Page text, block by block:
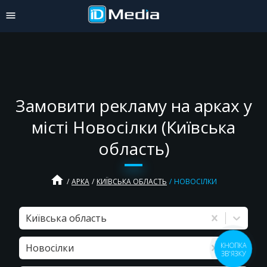
Замовити рекламу на арках у
місті Новосілки (Київська
область)
home АРКА КИЇВСЬКА ОБЛАСТЬ НОВОСІЛКИ
Київська область
Новосілки
КНОПКА
ЗВ'ЯЗКУ